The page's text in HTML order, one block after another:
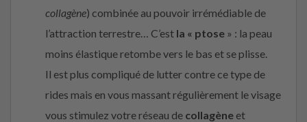
collagène) combinée au pouvoir irrémédiable de
l’attraction terrestre… C’est la « ptose » : la peau
moins élastique retombe vers le bas et se plisse.
Il est plus compliqué de lutter contre ce type de
rides mais en vous massant régulièrement le visage
vous stimulez votre réseau de collagène et